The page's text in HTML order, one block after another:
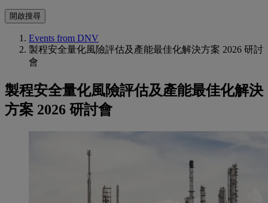
開啟搜尋
Events from DNV
製程安全量化風險評估及產能最佳化解決方案 2026 研討
會
製程安全量化風險評估及產能最佳化解決
方案 2026 研討會